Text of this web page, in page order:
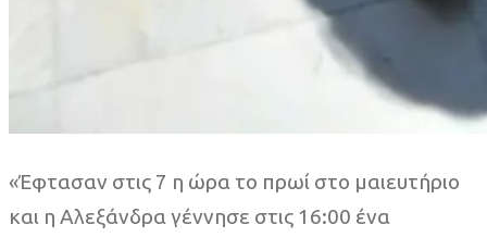
«Έφτασαν στις 7 η ώρα το πρωί στο μαιευτήριο
και η Αλεξάνδρα γέννησε στις 16:00 ένα